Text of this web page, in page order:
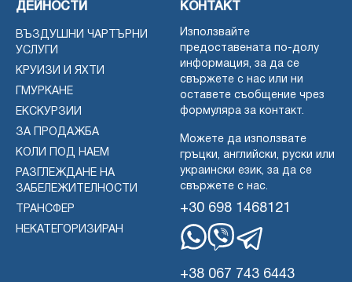
ДЕЙНОСТИ
ВЪЗДУШНИ ЧАРТЪРНИ
УСЛУГИ
КРУИЗИ И ЯХТИ
ГМУРКАНЕ
ЕКСКУРЗИИ
ЗА ПРОДАЖБА
КОЛИ ПОД НАЕМ
РАЗГЛЕЖДАНЕ НА
ЗАБЕЛЕЖИТЕЛНОСТИ
ТРАНСФЕР
НЕКАТЕГОРИЗИРАН
КОНТАКТ
Използвайте
предоставената по-долу
информация, за да се
свържете с нас или ни
оставете съобщение чрез
формуляра за контакт.
Можете да използвате
гръцки, английски, руски или
украински език, за да се
свържете с нас.
+30 698 1468121
+38 067 743 6443